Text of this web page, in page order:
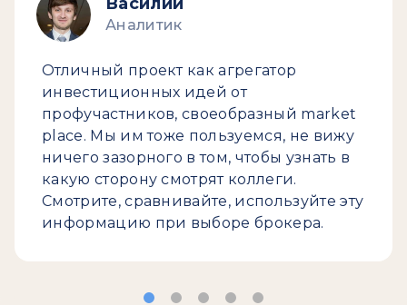
Василий
Аналитик
Отличный проект как агрегатор
инвестиционных идей от
профучастников, своеобразный market
place. Мы им тоже пользуемся, не вижу
ничего зазорного в том, чтобы узнать в
какую сторону смотрят коллеги.
Смотрите, сравнивайте, используйте эту
информацию при выборе брокера.